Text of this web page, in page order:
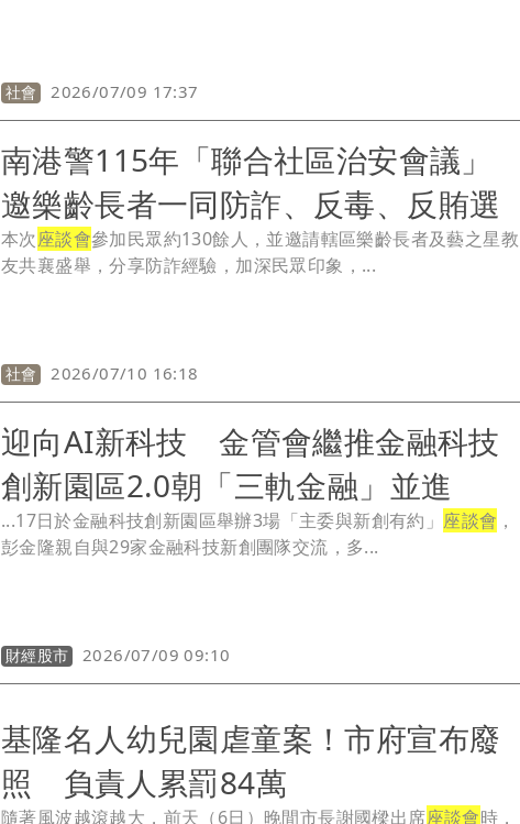
社會 2026/07/09 17:37
南港警115年「聯合社區治安會議」
邀樂齡長者一同防詐、反毒、反賄選
本次座談會參加民眾約130餘人，並邀請轄區樂齡長者及藝之星教
友共襄盛舉，分享防詐經驗，加深民眾印象，...
社會 2026/07/10 16:18
迎向AI新科技 金管會繼推金融科技
創新園區2.0朝「三軌金融」並進
...17日於金融科技創新園區舉辦3場「主委與新創有約」 座談會 ，
彭金隆親自與29家金融科技新創團隊交流，多...
財經股市 2026/07/09 09:10
基隆名人幼兒園虐童案！市府宣布廢
照 負責人累罰84萬
隨著風波越滾越大，前天（6日）晚間市長謝國樑出席座談會時，